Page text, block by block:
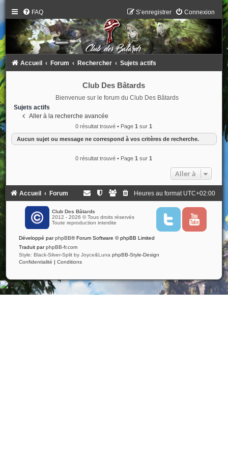
FAQ Connexion
S’enregistrer
Accueil Forum Rechercher Sujets actifs
Club Des Bâtards
Bienvenue sur le forum du Club Des Bâtards
Sujets actifs
Aller à la recherche avancée
0 résultat trouvé • Page1 sur1
Aucun sujet ou message ne correspond à vos critères de recherche.
0 résultat trouvé • Page1 sur1
Aller à
Accueil Forum Heures au format UTC+02:00
Club Des Bâtards
2012 - 2026 © Tous droits réservés
Toute reproduction interdite
T
i
Y
u
Développé parphpBB® Forum Software © phpBB Limited
Traduit parphpBB-fr.com
Style: Black-Silver-Split by Joyce&Luna phpBB-Style-Design
Confidentialité | Conditions